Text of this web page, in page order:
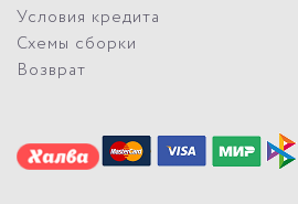
Условия кредита
Схемы сборки
Возврат